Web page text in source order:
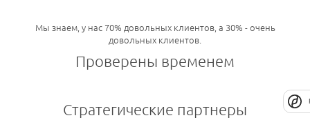
Мы знаем, у нас 70% довольных клиентов, а 30% - очень
довольных клиентов.
Проверены временем
Стратегические партнеры